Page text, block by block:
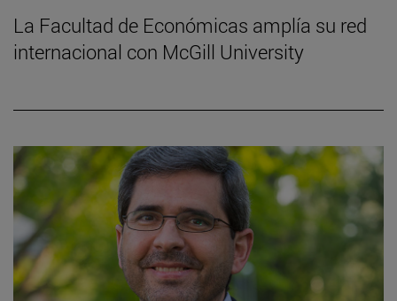
La Facultad de Económicas amplía su red
internacional con McGill University